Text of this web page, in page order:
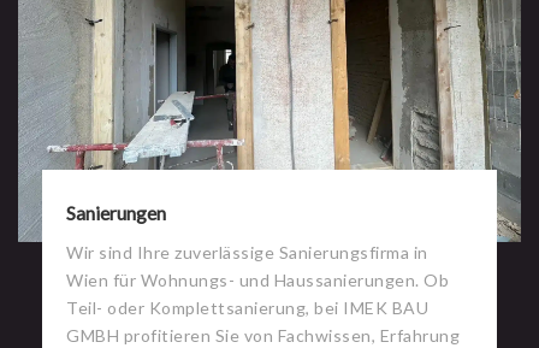
Sanierungen
Wir sind Ihre zuverlässige Sanierungsfirma in
Wien für Wohnungs- und Haussanierungen. Ob
Teil- oder Komplettsanierung, bei IMEK BAU
GMBH profitieren Sie von Fachwissen, Erfahrung